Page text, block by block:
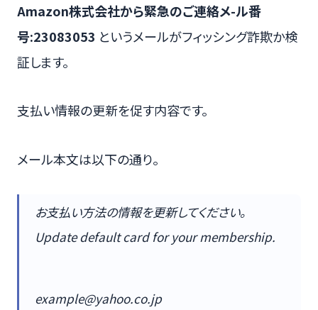
Amazon株式会社から緊急のご連絡メ-ル番
号:23083053 というメールがフィッシング詐欺か検
証します。
支払い情報の更新を促す内容です。
メール本文は以下の通り。
お支払い方法の情報を更新してください。
Update default card for your membership.
example@yahoo.co.jp